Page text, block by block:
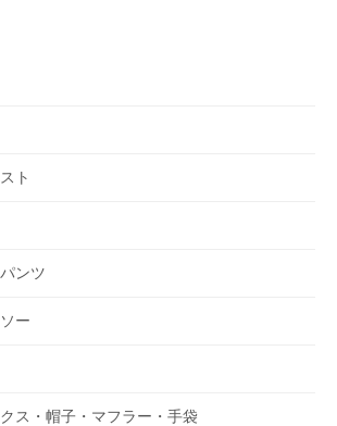
ト
ンツ
ー
ス・帽子・マフラー・手袋